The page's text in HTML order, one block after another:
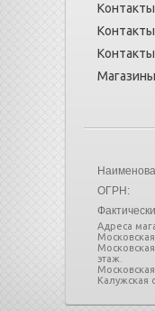
Магазины
ОГРН:
Адреса
этаж.
Калужская